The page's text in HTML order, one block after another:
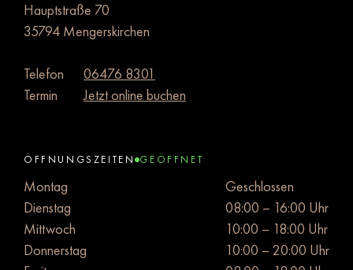
Hauptstraße 70
35794 Mengerskirchen
Telefon
06476 8301
Termin
Jetzt online buchen
ÖFFNUNGSZEITEN GEÖFFNET
Montag
Geschlossen
Dienstag
08:00 – 16:00 Uhr
Mittwoch
10:00 – 18:00 Uhr
Donnerstag
10:00 – 20:00 Uhr